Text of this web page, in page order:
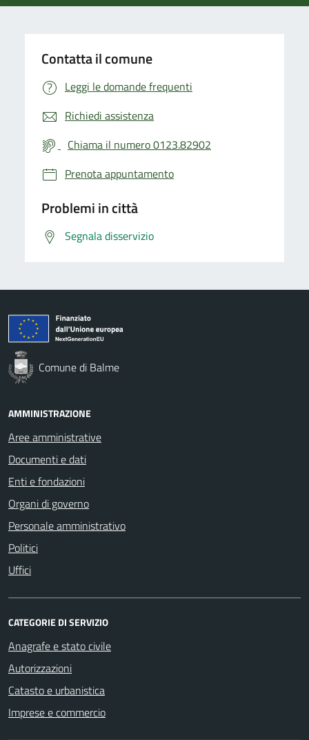
Contatta il comune
Leggi le domande frequenti
Richiedi assistenza
Chiama il numero 0123.82902
Prenota appuntamento
Problemi in città
Segnala disservizio
Comune di Balme
AMMINISTRAZIONE
Aree amministrative
Documenti e dati
Enti e fondazioni
Organi di governo
Personale amministrativo
Politici
Uffici
CATEGORIE DI SERVIZIO
Anagrafe e stato civile
Autorizzazioni
Catasto e urbanistica
Imprese e commercio